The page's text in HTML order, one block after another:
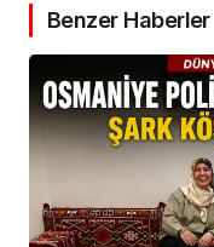
Benzer Haberler